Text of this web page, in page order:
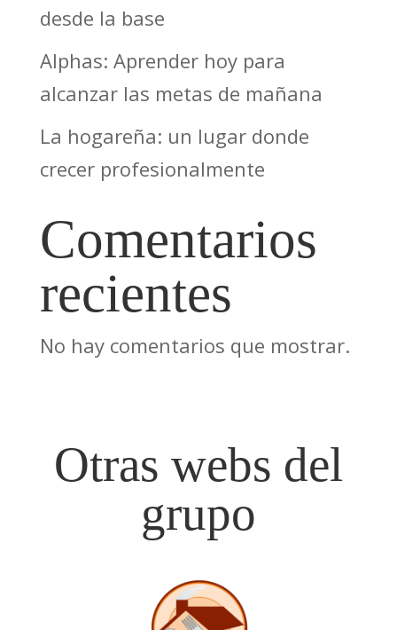
desde la base
Alphas: Aprender hoy para
alcanzar las metas de mañana
La hogareña: un lugar donde
crecer profesionalmente
Comentarios
recientes
No hay comentarios que mostrar.
Otras webs del
grupo